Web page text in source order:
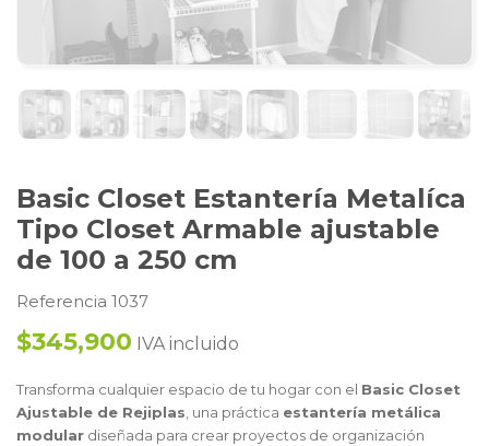
Basic Closet Estantería Metalíca
Tipo Closet Armable ajustable
de 100 a 250 cm
Referencia 1037
$345,900 IVA incluido
Transforma cualquier espacio de tu hogar con el Basic Closet
Ajustable de Rejiplas, una práctica estantería metálica
modular diseñada para crear proyectos de organización